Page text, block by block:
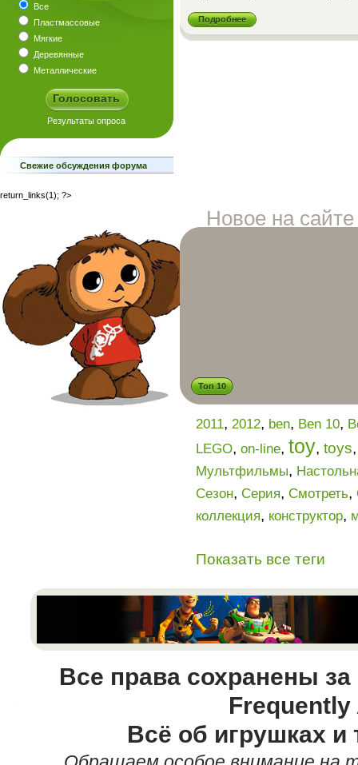
Подробнее
Все
Пластмассовые
Мягкие
Деревянные
Металлические
Свежие обсуждения форума
return_links(1); ?>
Новое на сайте
Топ 10
2011, 2012, ben, Ben 10,
LEGO, on-line, toy, toys
Мультфильмы,
Сезон, Серия, Смотреть,
коллекция, конструктор,
Показать все теги
Все права сохранены
Всё об игрушках и